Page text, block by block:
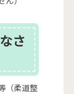
さ
（柔道整